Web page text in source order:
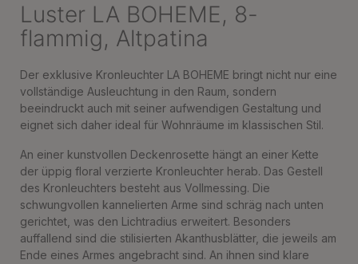
Luster LA BOHEME, 8-
flammig, Altpatina
Der exklusive Kronleuchter LA BOHEME bringt nicht nur eine
vollständige Ausleuchtung in den Raum, sondern
beeindruckt auch mit seiner aufwendigen Gestaltung und
eignet sich daher ideal für Wohnräume im klassischen Stil.
An einer kunstvollen Deckenrosette hängt an einer Kette
der üppig floral verzierte Kronleuchter herab. Das Gestell
des Kronleuchters besteht aus Vollmessing. Die
schwungvollen kannelierten Arme sind schräg nach unten
gerichtet, was den Lichtradius erweitert. Besonders
auffallend sind die stilisierten Akanthusblätter, die jeweils am
Ende eines Armes angebracht sind. An ihnen sind klare